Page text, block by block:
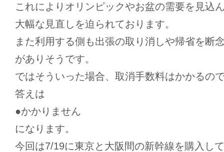
これによりオリンピックやお盆の需要を見込
大幅な見直しを迫られております。
また利用する側も出張の取り消しや帰省を断
がありそうです。
ではそういった場合、取消手数料はかかるの
答えは
●かかりません
になります。
今回は7/19に東京と大阪間の新幹線を購入し